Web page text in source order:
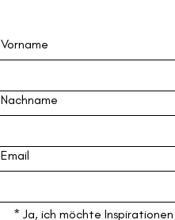
Vorname
Nachname
Email
* Ja, ich möchte Inspirationen